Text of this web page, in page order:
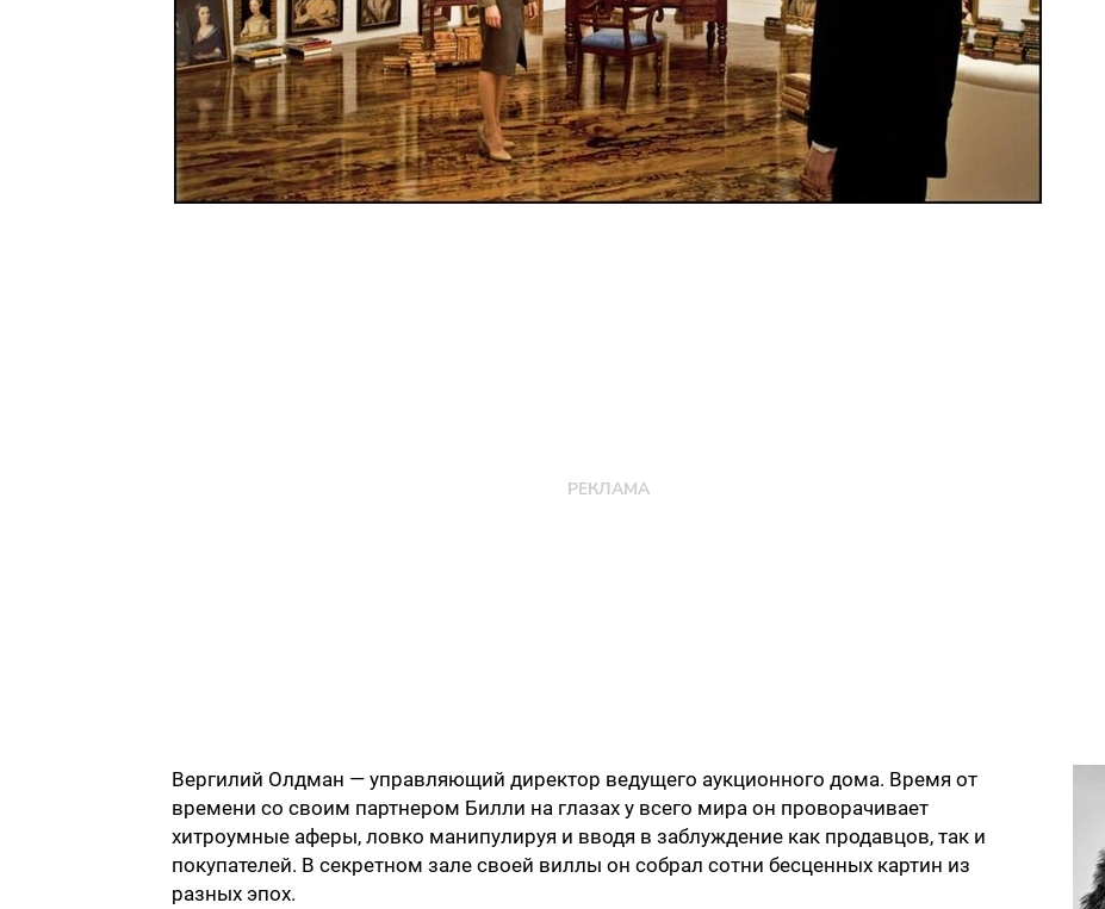
Вергилий Олдман — управляющий директор ведущего аукционного дома. Время от
времени со своим партнером Билли на глазах у всего мира он проворачивает
хитроумные аферы, ловко манипулируя и вводя в заблуждение как продавцов, так и
покупателей. В секретном зале своей виллы он собрал сотни бесценных картин из
разных эпох.